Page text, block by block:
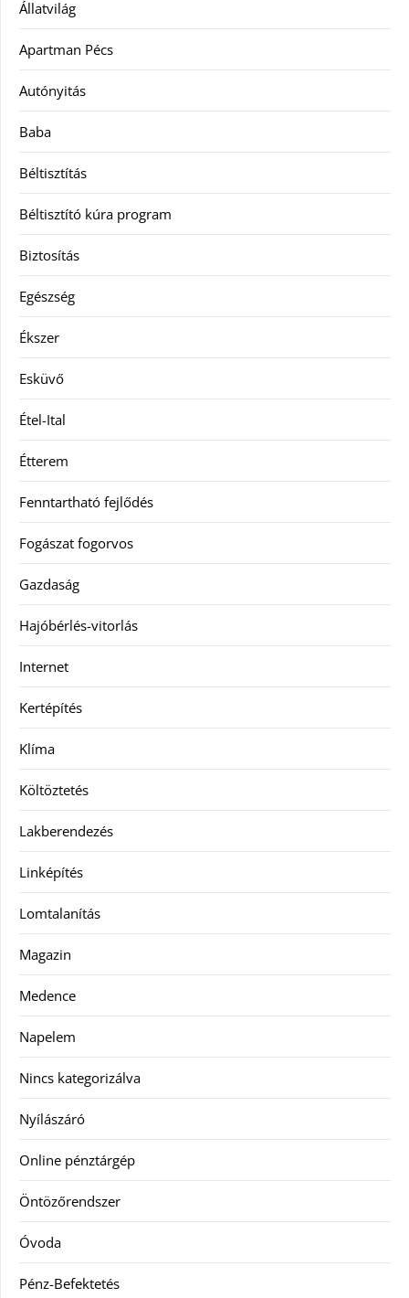
Állatvilág
Apartman Pécs
Autónyitás
Baba
Béltisztítás
Béltisztító kúra program
Biztosítás
Egészség
Ékszer
Esküvő
Étel-Ital
Étterem
Fenntartható fejlődés
Fogászat fogorvos
Gazdaság
Hajóbérlés-vitorlás
Internet
Kertépítés
Klíma
Költöztetés
Lakberendezés
Linképítés
Lomtalanítás
Magazin
Medence
Napelem
Nincs kategorizálva
Nyílászáró
Online pénztárgép
Öntözőrendszer
Óvoda
Pénz-Befektetés